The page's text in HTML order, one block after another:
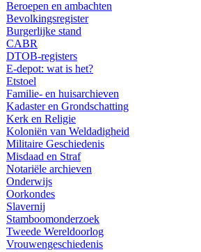
Beroepen en ambachten
Bevolkingsregister
Burgerlijke stand
CABR
DTOB-registers
E-depot: wat is het?
Etstoel
Familie- en huisarchieven
Kadaster en Grondschatting
Kerk en Religie
Koloniën van Weldadigheid
Militaire Geschiedenis
Misdaad en Straf
Notariële archieven
Onderwijs
Oorkondes
Slavernij
Stamboomonderzoek
Tweede Wereldoorlog
Vrouwengeschiedenis